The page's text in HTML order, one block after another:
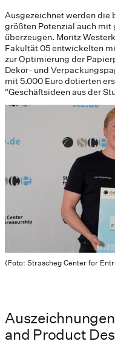
(Foto: Strascheg Center for
Ausgezeichnet werden die
größten Potenzial auch
überzeugen. Moritz
Fakultät 05 entwickelten
zur Optimierung der
Dekor- und
mit 5.000 Euro dotierten
"Geschäftsideen aus der
and Product